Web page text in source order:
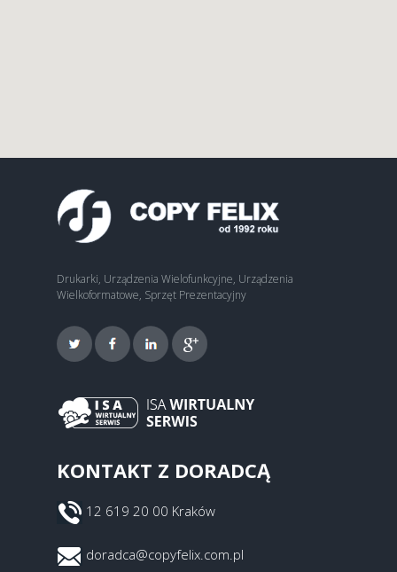
Drukarki, Urządzenia Wielofunkcyjne, Urządzenia
Wielkoformatowe, Sprzęt Prezentacyjny
KONTAKT Z DORADCĄ
12 619 20 00 Kraków
doradca@copyfelix.com.pl